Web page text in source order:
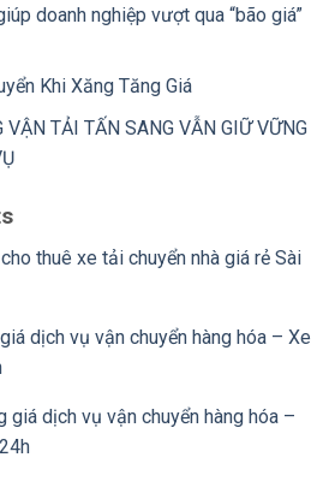
doanh nghiệp vượt qua “bão giá”
Khi Xăng Tăng Giá
VẬN TẢI TẤN SANG VẪN GIỮ VỮNG
thuê xe tải chuyển nhà giá rẻ Sài
dịch vụ vận chuyển hàng hóa – Xe
giá dịch vụ vận chuyển hàng hóa –